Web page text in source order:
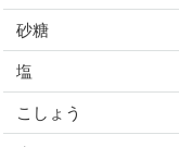
砂糖
塩
こしょう